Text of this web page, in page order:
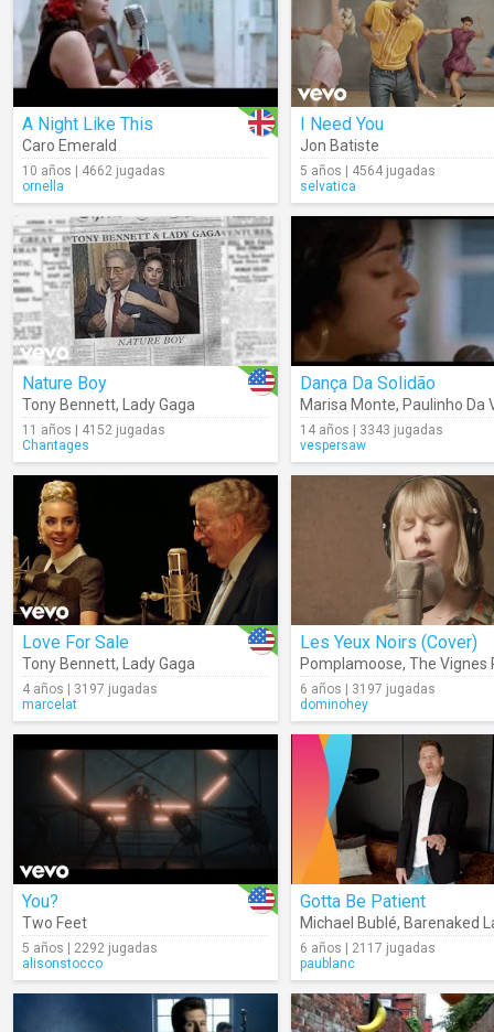
A Night Like This
Caro Emerald
10 años | 4662 jugadas
ornella
I Need You
Jon Batiste
5 años | 4564 jugadas
selvatica
Nature Boy
Tony Bennett, Lady Gaga
11 años | 4152 jugadas
Chantages
Dança Da Solidão
Marisa Monte, Paulinho Da
14 años | 3343 jugadas
vespersaw
Love For Sale
Tony Bennett, Lady Gaga
4 años | 3197 jugadas
marcelat
Les Yeux Noirs (Cover)
Pomplamoose, The Vignes
6 años | 3197 jugadas
dominohey
You?
Two Feet
5 años | 2292 jugadas
alisonstocco
Gotta Be Patient
Michael Bublé, Barenaked
6 años | 2117 jugadas
paublanc